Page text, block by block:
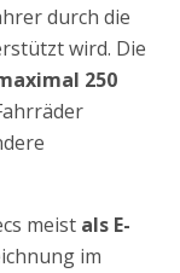
durch die
wird. Die
250
meist als E-
im